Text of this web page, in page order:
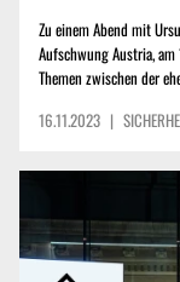
Zu einem Abend mit
Aufschwung Austria,
Themen zwischen der
Friedensprojekt Europa
16.11.2023 |